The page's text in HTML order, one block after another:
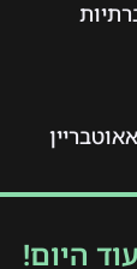
היום!